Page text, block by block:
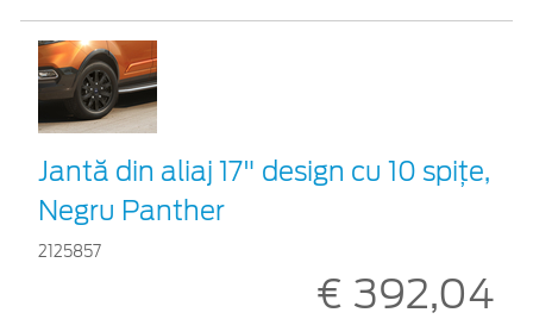
Jantă din aliaj 17" design cu 10 spițe,
Negru Panther
2125857
€ 392,04